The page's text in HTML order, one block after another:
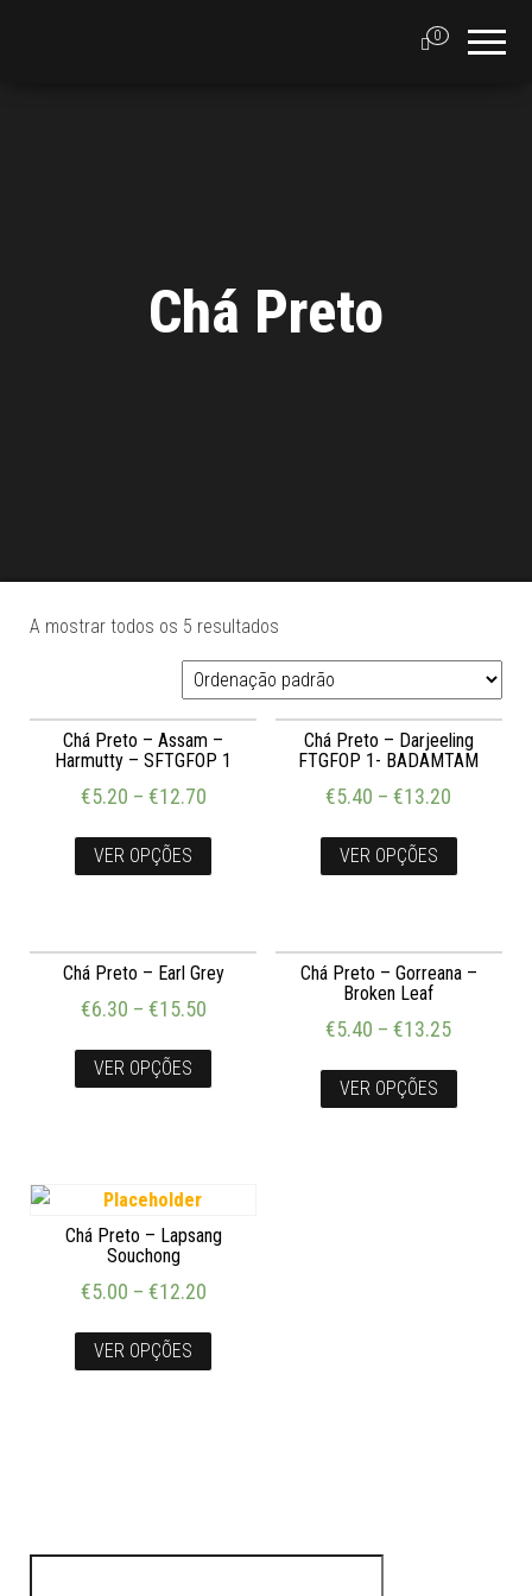
0
Chá Preto
A mostrar todos os 5 resultados
Chá Preto – Assam –
Harmutty – SFTGFOP 1
€5.20 – €12.70
VER OPÇÕES
Chá Preto – Darjeeling
FTGFOP 1- BADAMTAM
€5.40 –€13.20
VER OPÇÕES
Chá Preto – Earl Grey
€6.30 – €15.50
VER OPÇÕES
Chá Preto – Gorreana –
Broken Leaf
€5.40 –€13.25
VER OPÇÕES
Chá Preto – Lapsang
Souchong
€5.00 – €12.20
VER OPÇÕES